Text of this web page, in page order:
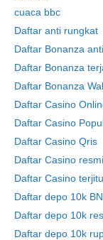
cuaca bbc
Daftar anti rungkat
Daftar Bonanza
Daftar Bonanza
Daftar Bonanza
Daftar Casino
Daftar Casino
Daftar Casino Qris
Daftar Casino resmi
Daftar Casino terjitu
Daftar depo 10k
Daftar depo 10k
Daftar depo 10k